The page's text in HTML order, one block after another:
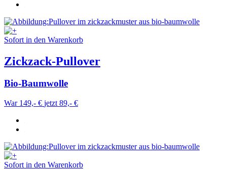
Sofort in den Warenkorb
Zickzack-Pullover
Bio-Baumwolle
War 149,- € jetzt 89,- €
Sofort in den Warenkorb